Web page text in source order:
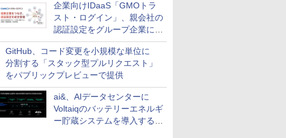
企業向けIDaaS「GMOトラ
スト・ログイン」、親会社の
認証設定をグループ企業に展
開できる新機能を提供
GitHub、コード変更を小規模な単位に
分割する「スタック型プルリクエスト」
をパブリックプレビューで提供
ai&、AIデータセンターに
Voltaiqのバッテリーエネルギ
ー貯蔵システムを導入する計